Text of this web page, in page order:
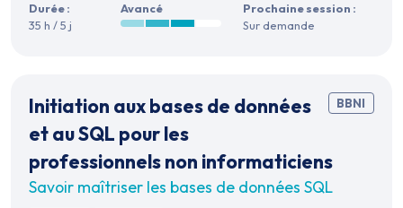
Durée :
35 h / 5 j
Avancé
Prochaine session :
Sur demande
BBNI
Initiation aux bases de données
et au SQL pour les
professionnels non informaticiens
Savoir maîtriser les bases de données SQL